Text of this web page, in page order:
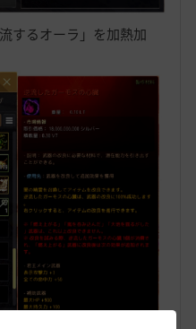
するオーラ」を加熱加